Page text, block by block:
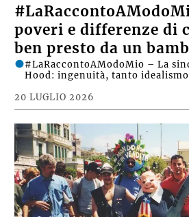
poveri e differenze di
ben presto da un
20 LUGLIO 2026
#LaRaccontoAModoMio – La
Hood: ingenuità, tanto